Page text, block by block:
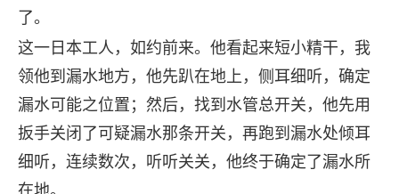
了。
这一日本工人，如约前来。他看起来短小精干，我
领他到漏水地方，他先趴在地上，侧耳细听，确定
漏水可能之位置；然后，找到水管总开关，他先用
扳手关闭了可疑漏水那条开关，再跑到漏水处倾耳
细听，连续数次，听听关关，他终于确定了漏水所
在地。